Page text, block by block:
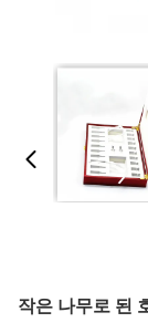
작은 나무로 된